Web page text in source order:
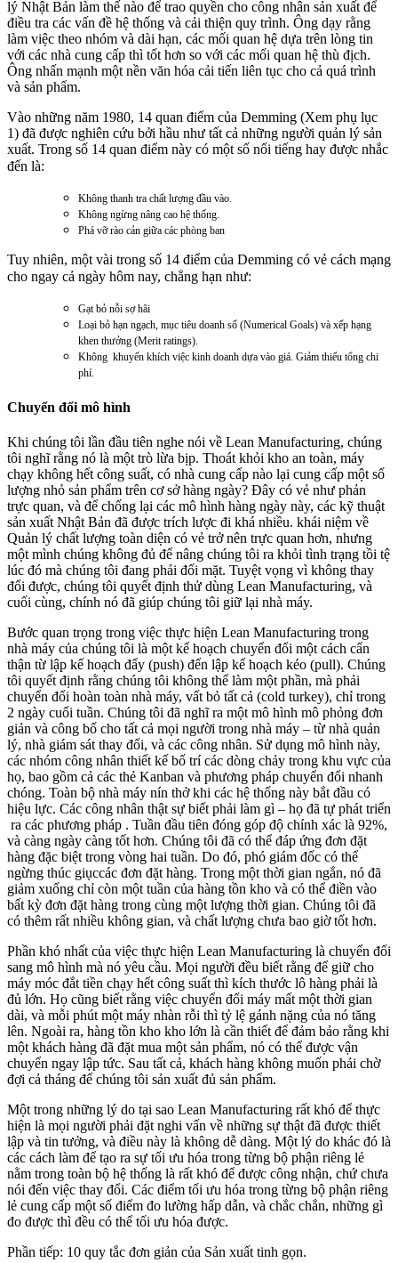
lý Nhật Bản làm thế nào để trao quyền cho công nhân sản xuất để
điều tra các vấn đề hệ thống và cải thiện quy trình. Ông dạy rằng
làm việc theo nhóm và dài hạn, các mối quan hệ dựa trên lòng tin
với các nhà cung cấp thì tốt hơn so với các mối quan hệ thù địch.
Ông nhấn mạnh một nền văn hóa cải tiến liên tục cho cả quá trình
và sản phẩm.
Vào những năm 1980, 14 quan điểm của Demming (Xem phụ lục
1) đã được nghiên cứu bởi hầu như tất cả những người quản lý sản
xuất. Trong số 14 quan điểm này có một số nổi tiếng hay được nhắc
đến là:
Không thanh tra chất lượng đầu vào.
Không ngừng nâng cao hệ thống.
Phá vỡ rào cản giữa các phòng ban
Tuy nhiên, một vài trong số 14 điểm của Demming có vẻ cách mạng
cho ngay cả ngày hôm nay, chẳng hạn như:
Gạt bỏ nỗi sợ hãi
Loại bỏ hạn ngạch, mục tiêu doanh số (Numerical Goals) và xếp hạng
khen thưởng (Merit ratings).
Không khuyến khích việc kinh doanh dựa vào giá. Giảm thiểu tổng chi
phí.
Chuyển đổi mô hình
Khi chúng tôi lần đầu tiên nghe nói về Lean Manufacturing, chúng
tôi nghĩ rằng nó là một trò lừa bịp. Thoát khỏi kho an toàn, máy
chạy không hết công suất, có nhà cung cấp nào lại cung cấp một số
lượng nhỏ sản phẩm trên cơ sở hàng ngày? Đây có vẻ như phản
trực quan, và để chống lại các mô hình hàng ngày này, các kỹ thuật
sản xuất Nhật Bản đã được trích lược đi khá nhiều. khái niệm về
Quản lý chất lượng toàn diện có vẻ trở nên trực quan hơn, nhưng
một mình chúng không đủ để nâng chúng tôi ra khỏi tình trạng tồi tệ
lúc đó mà chúng tôi đang phải đối mặt. Tuyệt vọng vì không thay
đổi được, chúng tôi quyết định thử dùng Lean Manufacturing, và
cuối cùng, chính nó đã giúp chúng tôi giữ lại nhà máy.
Bước quan trọng trong việc thực hiện Lean Manufacturing trong
nhà máy của chúng tôi là một kế hoạch chuyển đổi một cách cẩn
thận từ lập kế hoạch đẩy (push) đến lập kế hoạch kéo (pull). Chúng
tôi quyết định rằng chúng tôi không thể làm một phần, mà phải
chuyển đổi hoàn toàn nhà máy, vất bỏ tất cả (cold turkey), chỉ trong
2 ngày cuối tuần. Chúng tôi đã nghĩ ra một mô hình mô phỏng đơn
giản và công bố cho tất cả mọi người trong nhà máy – từ nhà quản
lý, nhà giám sát thay đổi, và các công nhân. Sử dụng mô hình này,
các nhóm công nhân thiết kế bố trí các dòng chảy trong khu vực của
họ, bao gồm cả các thẻ Kanban và phương pháp chuyển đổi nhanh
chóng. Toàn bộ nhà máy nín thở khi các hệ thống này bắt đầu có
hiệu lực. Các công nhân thật sự biết phải làm gì – họ đã tự phát triển
ra các phương pháp . Tuần đầu tiên đóng góp độ chính xác là 92%,
và càng ngày càng tốt hơn. Chúng tôi đã có thể đáp ứng đơn đặt
hàng đặc biệt trong vòng hai tuần. Do đó, phó giám đốc có thể
ngừng thúc giụccác đơn đặt hàng. Trong một thời gian ngắn, nó đã
giảm xuống chỉ còn một tuần của hàng tồn kho và có thể điền vào
bất kỳ đơn đặt hàng trong cùng một lượng thời gian. Chúng tôi đã
có thêm rất nhiều không gian, và chất lượng chưa bao giờ tốt hơn.
Phần khó nhất của việc thực hiện Lean Manufacturing là chuyển đổi
sang mô hình mà nó yêu cầu. Mọi người đều biết rằng để giữ cho
máy móc đắt tiền chạy hết công suất thì kích thước lô hàng phải là
đủ lớn. Họ cũng biết rằng việc chuyển đổi máy mất một thời gian
dài, và mỗi phút một máy nhàn rỗi thì tỷ lệ gánh nặng của nó tăng
lên. Ngoài ra, hàng tồn kho kho lớn là cần thiết để đảm bảo rằng khi
một khách hàng đã đặt mua một sản phẩm, nó có thể được vận
chuyển ngay lập tức. Sau tất cả, khách hàng không muốn phải chờ
đợi cả tháng để chúng tôi sản xuất đủ sản phẩm.
Một trong những lý do tại sao Lean Manufacturing rất khó để thực
hiện là mọi người phải đặt nghi vấn về những sự thật đã được thiết
lập và tin tưởng, và điều này là không dễ dàng. Một lý do khác đó là
các cách làm để tạo ra sự tối ưu hóa trong từng bộ phận riêng lẻ
nằm trong toàn bộ hệ thống là rất khó để được công nhận, chứ chưa
nói đến việc thay đổi. Các điểm tối ưu hóa trong từng bộ phận riêng
lẻ cung cấp một số điểm đo lường hấp dẫn, và chắc chắn, những gì
đo được thì đều có thể tối ưu hóa được.
Phần tiếp: 10 quy tắc đơn giản của Sản xuất tinh gọn.